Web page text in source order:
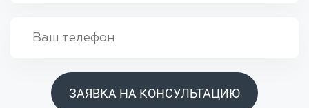
ЗАЯВКА НА КОНСУЛЬТАЦИЮ